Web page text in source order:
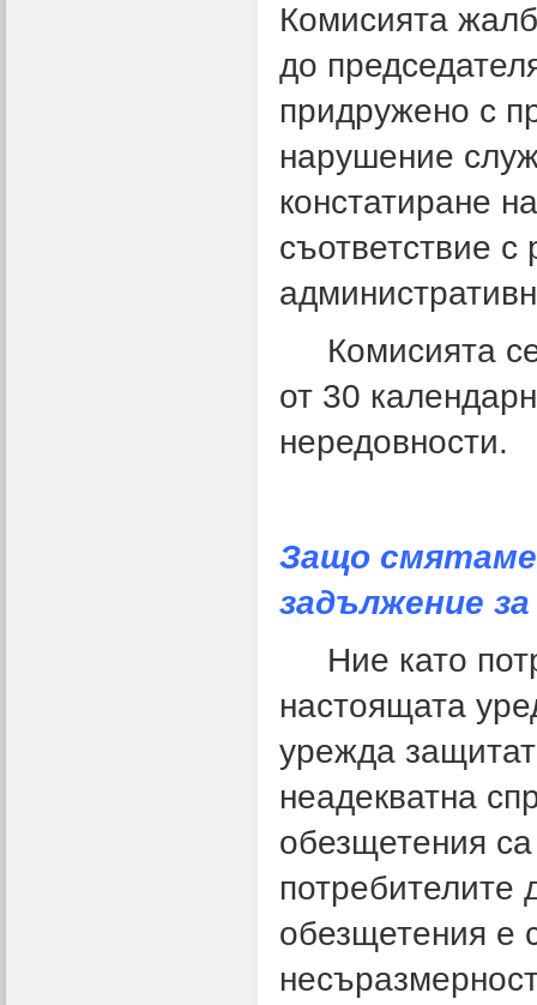
Комисията
до
придружено с
нарушение
констатиране
съответствие
Комисията се
от 30
нередовности.
Защо
задължение
Ние като
настоящата
урежда
неадекватна
обезщетения
потребителите
обезщетения